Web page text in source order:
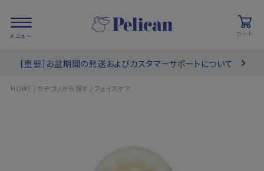
カート
［重要］お盆期間の発送およびカスタマーサポートについて
HOME / カテゴリから探す / フェイスケア